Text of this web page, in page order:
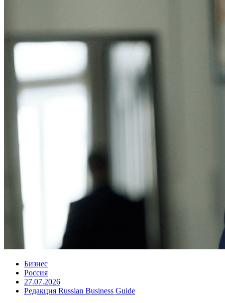
Бизнес
Россия
27.07.2026
Редакция Russian Business Guide